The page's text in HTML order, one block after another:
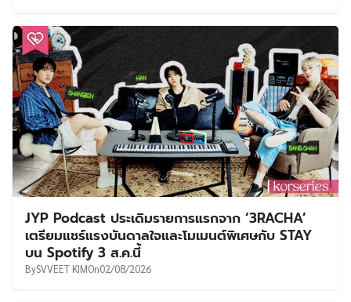
JYP Podcast ประเดิมรายการแรกจาก ‘3RACHA’
เตรียมแชร์แรงบันดาลใจและโมเมนต์พิเศษกับ STAY
บน Spotify 3 ส.ค.นี้
BySVVEET KIMOn02/08/2026